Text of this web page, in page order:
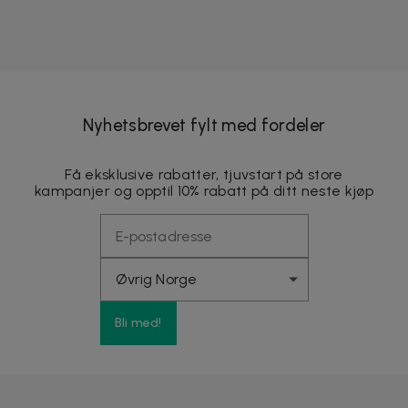
Nyhetsbrevet fylt med fordeler
Få eksklusive rabatter, tjuvstart på store
kampanjer og opptil 10% rabatt på ditt neste kjøp
Bli med!